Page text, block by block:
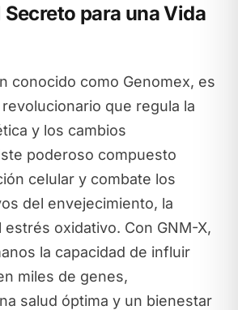
Secreto para una Vida
conocido como Genomex, es
que regula la
y los cambios
poderoso compuesto
celular y combate los
del envejecimiento, la
estrés oxidativo. Con GNM-X,
la capacidad de influir
miles de genes,
salud óptima y un bienestar